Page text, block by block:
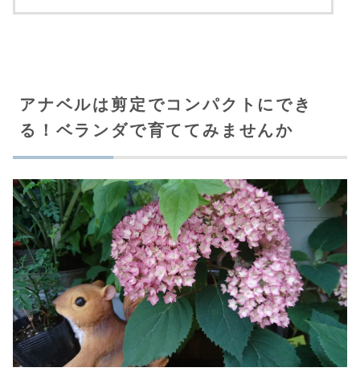
アナベルは剪定でコンパクトにでき
る！ベランダで育ててみませんか